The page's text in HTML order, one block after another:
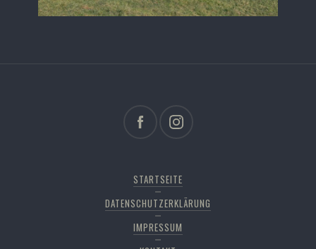
STARTSEITE
DATENSCHUTZERKLÄRUNG
IMPRESSUM